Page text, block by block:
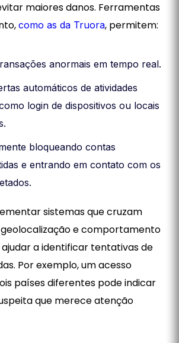
maiores danos. Ferramentas
como as da Truora, permitem:
anormais em tempo real.
automáticos de atividades
login de dispositivos ou locais
bloqueando contas
e entrando em contato com os
sistemas que cruzam
e comportamento
a identificar tentativas de
Por exemplo, um acesso
países diferentes pode indicar
que merece atenção